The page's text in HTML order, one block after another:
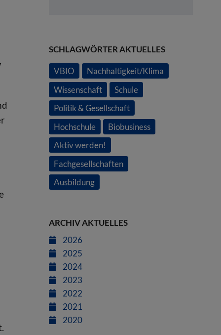
SCHLAGWÖRTER AKTUELLES
VBIO
Nachhaltigkeit/Klima
Wissenschaft
Schule
Politik & Gesellschaft
Hochschule
Biobusiness
Aktiv werden!
Fachgesellschaften
Ausbildung
ARCHIV AKTUELLES
2026
2025
2024
2023
2022
2021
2020